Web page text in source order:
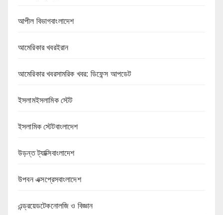
আপীল বিভাগবাংলাদেশ
আমেরিকার খবরইরান
আমেরিকার খবরসামরিক খবর: ডিফেন্স আপডেট
ইসলামইসলামিক স্টেট
ইসলামিক স্টেটবাংলাদেশ
উড়ন্ত ট্যাক্সিবাংলাদেশ
উপবন এক্সপ্রেসবাংলাদেশ
এন্ড্রয়েডটেকনোলজি ও বিজ্ঞান